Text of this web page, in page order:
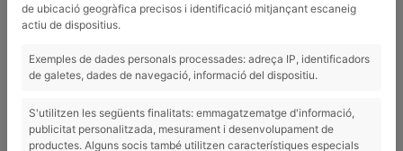
30/09/2025
¿Qué compras en el supermercado?
¿Vas al súper y no sabes qué es realmente saludable? 🛒
de ubicació geogràfica precisos i identificació mitjançant escaneig
actiu de dispositius.
Exemples de dades personals processades: adreça IP, identificadors
de galetes, dades de navegació, informació del dispositiu.
S'utilitzen les següents finalitats: emmagatzematge d'informació,
publicitat personalitzada, mesurament i desenvolupament de
productes. Alguns socis també utilitzen característiques especials